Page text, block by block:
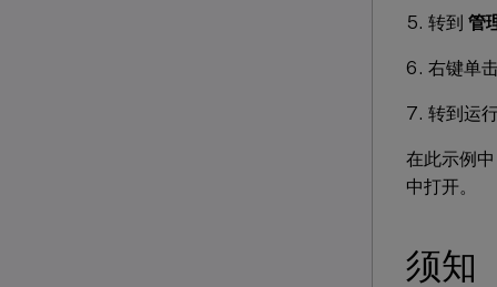
转到 管
右键单
转到运
在此示例
中打开。
须知